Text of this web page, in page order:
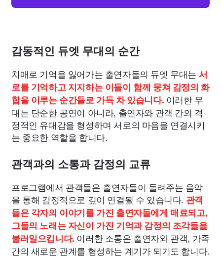
감동적인 듀엣 무대의 순간
치매로 기억을 잃어가는 출연자들의 듀엣 무대는 서
로를 기억하고 지지하는 이들이 함께 뭉쳐 감정의 화
합을 이루는 순간들로 가득 차 있습니다. 이러한 무
대는 단순한 공연이 아니라, 출연자와 관객 간의 격
정적인 유대감을 형성하며 서로의 마음을 연결시키
는 중요한 역할을 합니다.
관객과의 소통과 감정의 교류
프로그램에서 관객들은 출연자들이 들려주는 음악
을 통해 감정적으로 깊이 연결될 수 있습니다. 관객
들은 각자의 이야기를 가진 출연자들에게 매료되고,
그들의 노래는 자신이 가진 기억과 감정의 조각들을
불러일으킵니다. 이러한 소통은 출연자와 관객, 가족
간의 새로운 관계를 형성하는 계기가 되기도 합니다.